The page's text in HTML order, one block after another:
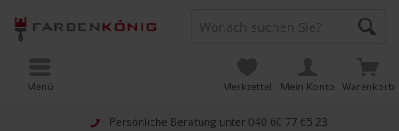
Persönliche Beratung unter 040 60 77 65 23
Warenkorb
Merkzettel Mein Konto
Menü